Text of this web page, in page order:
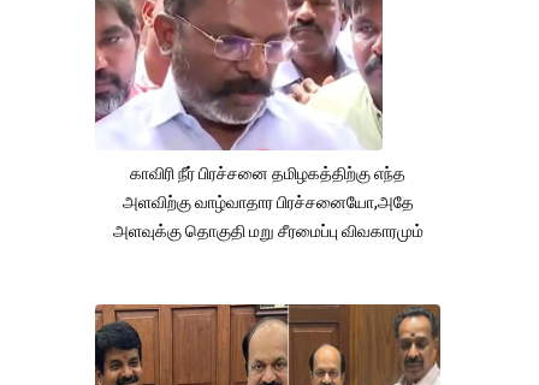
காவிரி நீர் பிரச்சனை தமிழகத்திற்கு எந்த
அளவிற்கு வாழ்வாதார பிரச்சனையோ,அதே
அளவுக்கு தொகுதி மறு சீரமைப்பு விவகாரமும்